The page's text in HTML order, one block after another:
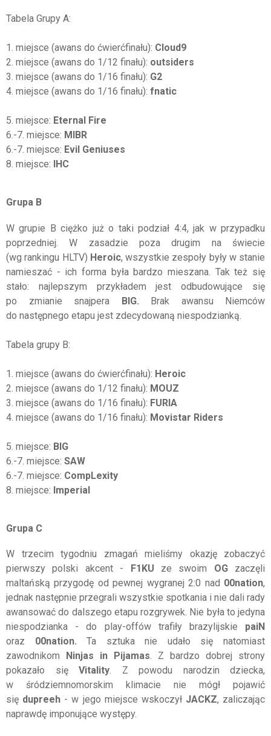
Tabela Grupy A:
1. miejsce (awans do ćwierćfinału): Cloud9
2. miejsce (awans do 1/12 finału): outsiders
3. miejsce (awans do 1/16 finału): G2
4. miejsce (awans do 1/16 finału): fnatic
5. miejsce: Eternal Fire
6.-7. miejsce: MIBR
6.-7. miejsce: Evil Geniuses
8. miejsce: IHC
Grupa B
W grupie B ciężko już o taki podział 4:4, jak w przypadku
poprzedniej. W zasadzie poza drugim na świecie
(wg rankingu HLTV) Heroic, wszystkie zespoły były w stanie
namieszać - ich forma była bardzo mieszana. Tak też się
stało: najlepszym przykładem jest odbudowujące się
po zmianie snajpera BIG. Brak awansu Niemców
do następnego etapu jest zdecydowaną niespodzianką.
Tabela grupy B:
1. miejsce (awans do ćwierćfinału): Heroic
2. miejsce (awans do 1/12 finału): MOUZ
3. miejsce (awans do 1/16 finału): FURIA
4. miejsce (awans do 1/16 finału): Movistar Riders
5. miejsce: BIG
6.-7. miejsce: SAW
6.-7. miejsce: CompLexity
8. miejsce: Imperial
Grupa C
W trzecim tygodniu zmagań mieliśmy okazję zobaczyć
pierwszy polski akcent - F1KU ze swoim OGzaczęli
maltańską przygodę od pewnej wygranej 2:0 nad 00nation,
jednak następnie przegrali wszystkie spotkania i nie dali rady
awansować do dalszego etapu rozgrywek. Nie była to jedyna
niespodzianka - do play-offów trafiły brazylijskie paiN
oraz 00nation.Ta sztuka nie udało się natomiast
zawodnikom Ninjas in Pijamas. Z bardzo dobrej strony
pokazało się Vitality. Z powodu narodzin dziecka,
w śródziemnomorskim klimacie nie mógł pojawić
się dupreeh - w jego miejsce wskoczył JACKZ, zaliczając
naprawdę imponujące występy.